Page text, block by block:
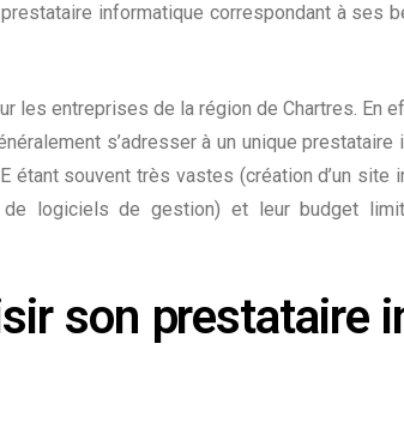
informatique correspondant à ses
les entreprises de la région de Chartres. En
s’adresser à un unique
étant souvent très vastes (création d’un site
de logiciels de gestion) et leur budget
son prestataire